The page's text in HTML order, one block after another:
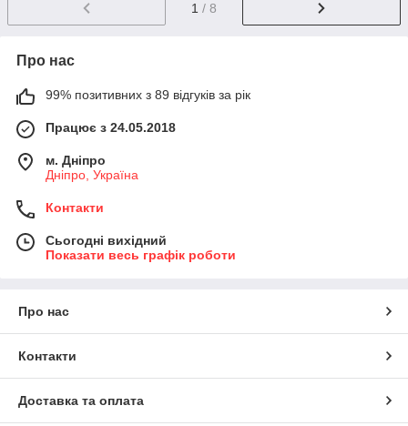
1 / 8
Про нас
99% позитивних з 89 відгуків за рік
Працює з 24.05.2018
м. Дніпро
Дніпро, Україна
Контакти
Сьогодні вихідний
Показати весь графік роботи
Про нас
Контакти
Доставка та оплата